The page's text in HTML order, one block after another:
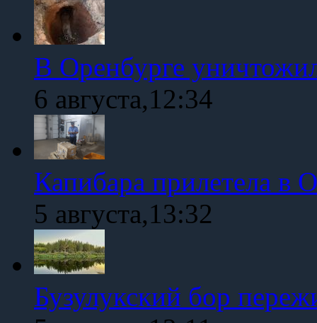
В Оренбурге
6 августа,12:34
Капибара прилетела в
5 августа,13:32
Бузулукский бор